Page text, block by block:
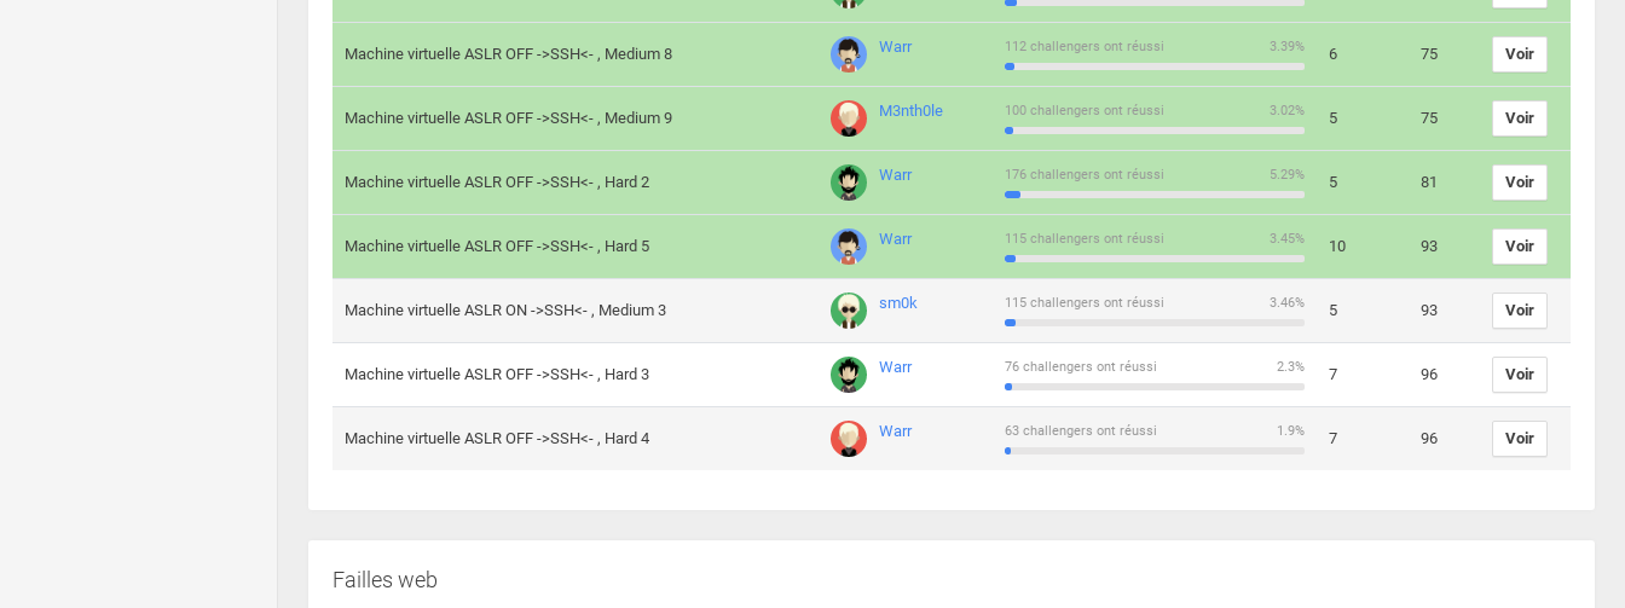
Machine virtuelle ASLR OFF ->SSH<- , Medium 8 Warr 3.39%
112 challengers ont réussi 6 75 Voir
Machine virtuelle ASLR OFF ->SSH<- , Medium 9 M3nth0le 3.02%
100 challengers ont réussi 5 75 Voir
Machine virtuelle ASLR OFF ->SSH<- , Hard 2 Warr 5.29%
176 challengers ont réussi 5 81 Voir
Machine virtuelle ASLR OFF ->SSH<- , Hard 5 Warr 3.45%
115 challengers ont réussi 10 93 Voir
Machine virtuelle ASLR ON ->SSH<- , Medium 3 sm0k 3.46%
115 challengers ont réussi 5 93 Voir
Machine virtuelle ASLR OFF ->SSH<- , Hard 3 Warr 2.3%
76 challengers ont réussi 7 96 Voir
Machine virtuelle ASLR OFF ->SSH<- , Hard 4 Warr 1.9%
63 challengers ont réussi 7 96 Voir
Failles web